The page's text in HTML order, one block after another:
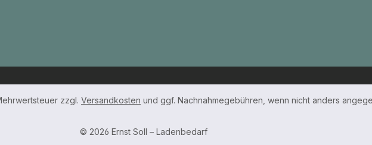
zzgl. Versandkosten und ggf. Nachnahmegebühren, wenn nicht anders
© 2026 Ernst Soll – Ladenbedarf